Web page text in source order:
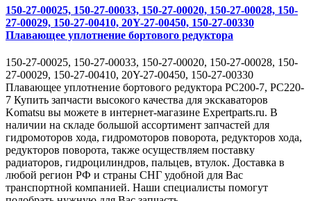
150-27-00025, 150-27-00033, 150-27-00020, 150-27-00028, 150-
27-00029, 150-27-00410, 20Y-27-00450, 150-27-00330
Плавающее уплотнение бортового редуктора
150-27-00025, 150-27-00033, 150-27-00020, 150-27-00028, 150-
27-00029, 150-27-00410, 20Y-27-00450, 150-27-00330
Плавающее уплотнение бортового редуктора PC200-7, PC220-
7 Купить запчасти высокого качества для экскаваторов
Komatsu вы можете в интернет-магазине Expertparts.ru. В
наличии на складе большой ассортимент запчастей для
гидромоторов хода, гидромоторов поворота, редукторов хода,
редукторов поворота, также осуществляем поставку
радиаторов, гидроцилиндров, пальцев, втулок. Доставка в
любой регион РФ и страны СНГ удобной для Вас
транспортной компанией. Наши специалисты помогут